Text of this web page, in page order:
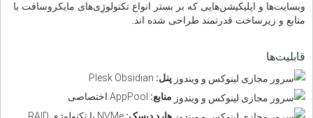
وبسایت‌ها و اپلیکیشن‌هایی که بر بستر انواع تکنولوژِی‌های مایکروسافت با
منابع و زیرساخت قدرتمند طراحی شده اند.
قابلیت‌ها
پنل:
منابع:
هارد دیسک: